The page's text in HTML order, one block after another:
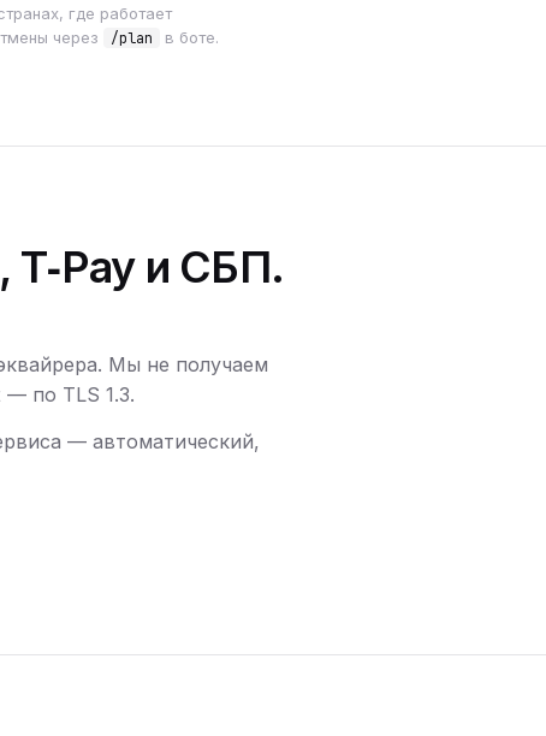
где работает
через
/plan в боте.
T‑Pay и СБП.
Мы не получаем
по TLS 1.3.
— автоматический,